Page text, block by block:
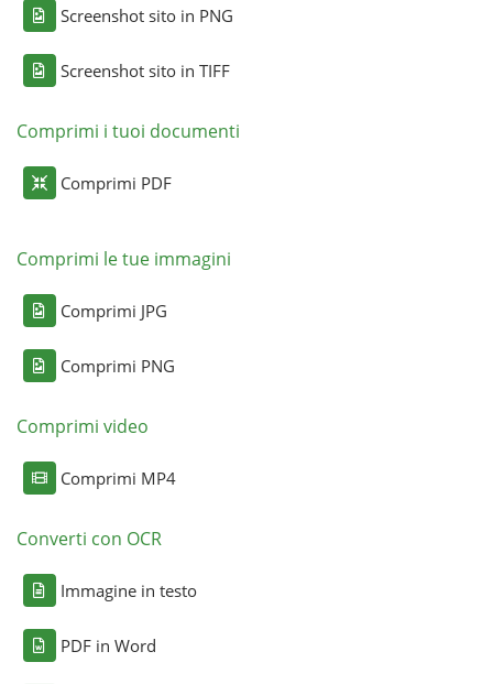
Screenshot sito in PNG
Screenshot sito in TIFF
Comprimi i tuoi documenti
Comprimi PDF
Comprimi le tue immagini
Comprimi JPG
Comprimi PNG
Comprimi video
Comprimi MP4
Converti con OCR
Immagine in testo
PDF in Word